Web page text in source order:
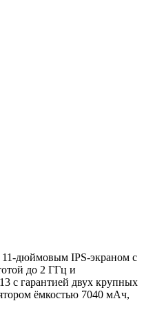
11-дюймовым IPS-экраном с
до 2 ГГц и
с гарантией двух крупных
ёмкостью 7040 мАч,